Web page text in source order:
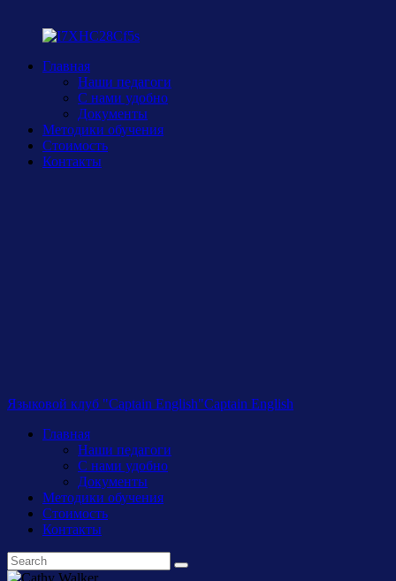
Главная
Наши педагоги
С нами удобно
Документы
Методики обучения
Стоимость
Контакты
Языковой клуб "Captain English"Captain English
Главная
Наши педагоги
С нами удобно
Документы
Методики обучения
Стоимость
Контакты